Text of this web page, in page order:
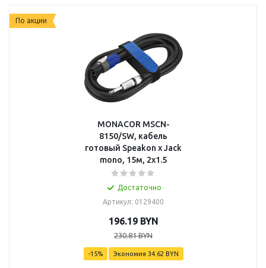
По акции
MONACOR MSCN-
8150/SW, кабель
готовый Speakon x Jack
mono, 15м, 2x1.5
Достаточно
Артикул: 0129400
196.19BYN
230.81BYN
-15% Экономия 34.62 BYN